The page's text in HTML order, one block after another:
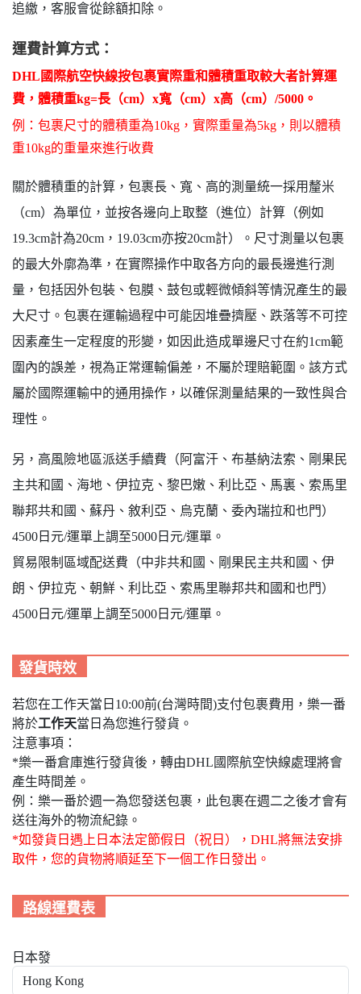
追繳，客服會從餘額扣除。
運費計算方式：
DHL國際航空快線按包裹實際重和體積重取較大者計算運
費，體積重kg=長（cm）x寬（cm）x高（cm）/5000。
例：包裹尺寸的體積重為10kg，實際重量為5kg，則以體積
重10kg的重量來進行收費
關於體積重的計算，包裹長、寬、高的測量統一採用釐米
（cm）為單位，並按各邊向上取整（進位）計算（例如
19.3cm計為20cm，19.03cm亦按20cm計）。尺寸測量以包裹
的最大外廓為準，在實際操作中取各方向的最長邊進行測
量，包括因外包裝、包膜、鼓包或輕微傾斜等情況產生的最
大尺寸。包裹在運輸過程中可能因堆疊擠壓、跌落等不可控
因素產生一定程度的形變，如因此造成單邊尺寸在約1cm範
圍內的誤差，視為正常運輸偏差，不屬於理賠範圍。該方式
屬於國際運輸中的通用操作，以確保測量結果的一致性與合
理性。
另，高風險地區派送手續費（阿富汗、布基納法索、剛果民
主共和國、海地、伊拉克、黎巴嫩、利比亞、馬裏、索馬里
聯邦共和國、蘇丹、敘利亞、烏克蘭、委內瑞拉和也門）
4500日元/運單上調至5000日元/運單。
貿易限制區域配送費（中非共和國、剛果民主共和國、伊
朗、伊拉克、朝鮮、利比亞、索馬里聯邦共和國和也門）
4500日元/運單上調至5000日元/運單。
發貨時效
若您在工作天當日10:00前(台灣時間)支付包裹費用，樂一番
將於工作天當日為您進行發貨。
注意事項：
*樂一番倉庫進行發貨後，轉由DHL國際航空快線處理將會
產生時間差。
例：樂一番於週一為您發送包裹，此包裹在週二之後才會有
送往海外的物流紀錄。
*如發貨日遇上日本法定節假日（祝日），DHL將無法安排
取件，您的貨物將順延至下一個工作日發出。
路線運費表
日本發